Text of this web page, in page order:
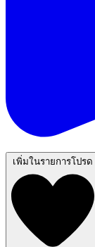
เพิ่มในรายการโปรด